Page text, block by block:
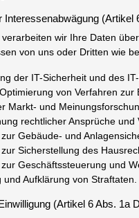
Interessenabwägung (Artikel
wir Ihre Daten
von uns oder Dritten wie
der IT-Sicherheit und des
von Verfahren
Markt- und
rechtlicher Ansprüche
Gebäude- und
Sicherstellung des
Geschäftssteuerung und
und Aufklärung von Straftaten.
(Artikel 6 Abs. 1a